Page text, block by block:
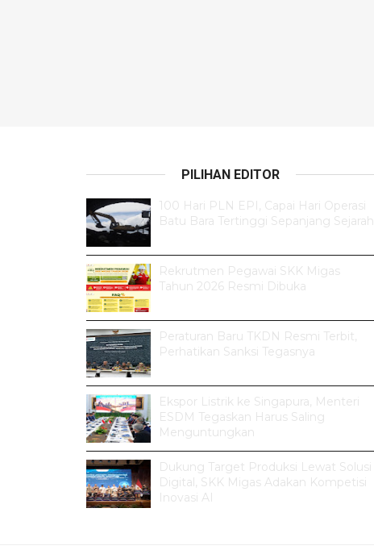
PILIHAN EDITOR
100 Hari PLN EPI, Capai Hari Operasi
Batu Bara Tertinggi Sepanjang Sejarah
Rekrutmen Pegawai SKK Migas
Tahun 2026 Resmi Dibuka
Peraturan Baru TKDN Resmi Terbit,
Perhatikan Sanksi Tegasnya
Ekspor Listrik ke Singapura, Menteri
ESDM Tegaskan Harus Saling
Menguntungkan
Dukung Target Produksi Lewat Solusi
Digital, SKK Migas Adakan Kompetisi
Inovasi AI